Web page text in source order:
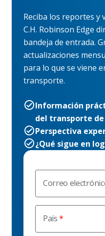
Correo
País
Reciba los reportes y
C.H. Robinson Edge
bandeja de entrada.
actualizaciones
para lo que se viene
transporte.
Información
del transporte
Perspectiva
¿Qué sigue en